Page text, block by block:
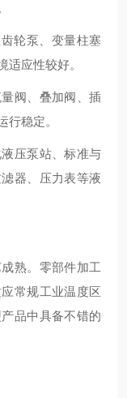
轮泵、变量柱塞
适应性较好。
阀、叠加阀、插
行稳定。
压泵站、标准与
器、压力表等液
熟。零部件加工
常规工业温度区
品中具备不错的